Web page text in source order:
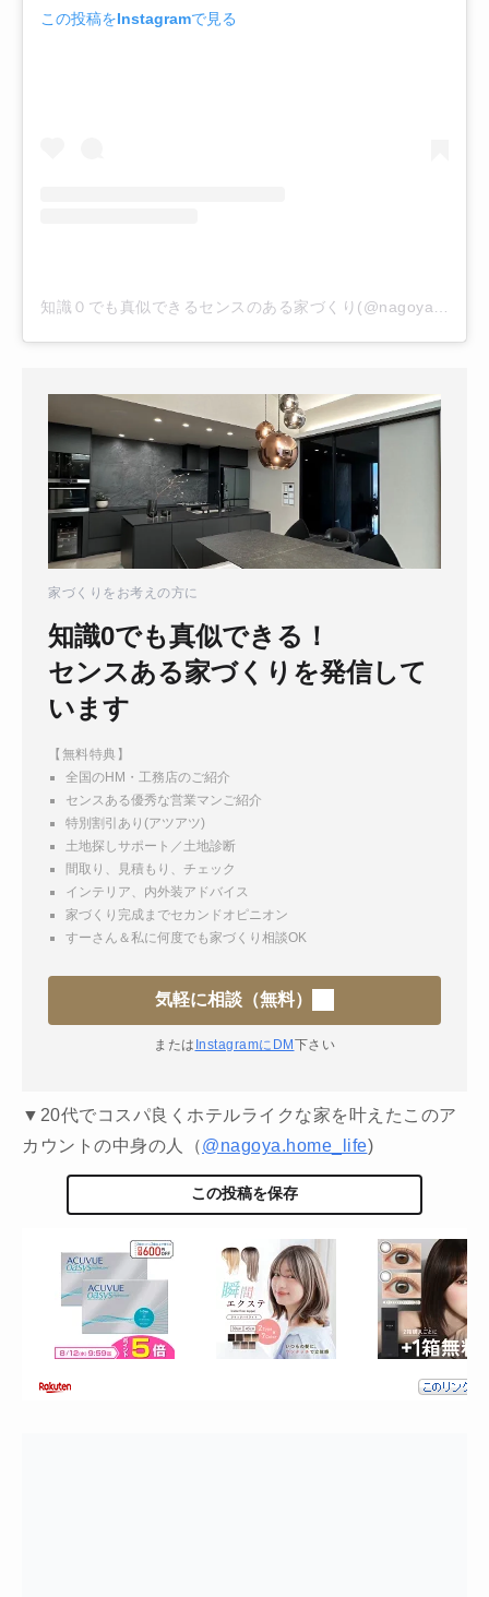
この投稿をInstagramで見る
家づくりをお考えの方に
知識0でも真似できる！
センスある家づくりを発信して
います
【無料特典】
全国のHM・工務店のご紹介
センスある優秀な営業マンご紹介
特別割引あり(アツアツ)
土地探しサポート／土地診断
間取り、見積もり、チェック
インテリア、内外装アドバイス
家づくり完成までセカンドオピニオン
すーさん＆私に何度でも家づくり相談OK
気軽に相談（無料）
または InstagramにDM下さい
▼20代でコスパ良くホテルライクな家を叶えたこのア
カウントの中身の人（@nagoya.home_life)
この投稿を保存